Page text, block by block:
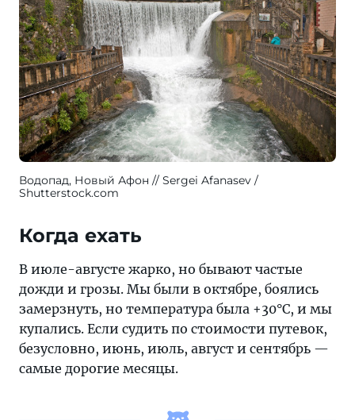
Водопад, Новый Афон
Sergei Afanasev /
Shutterstock.com
Когда ехать
В июле-августе жарко, но бывают частые
дожди и грозы. Мы были в октябре, боялись
замерзнуть, но температура была +30°С, и мы
купались. Если судить по стоимости путевок,
безусловно, июнь, июль, август и сентябрь —
самые дорогие месяцы.